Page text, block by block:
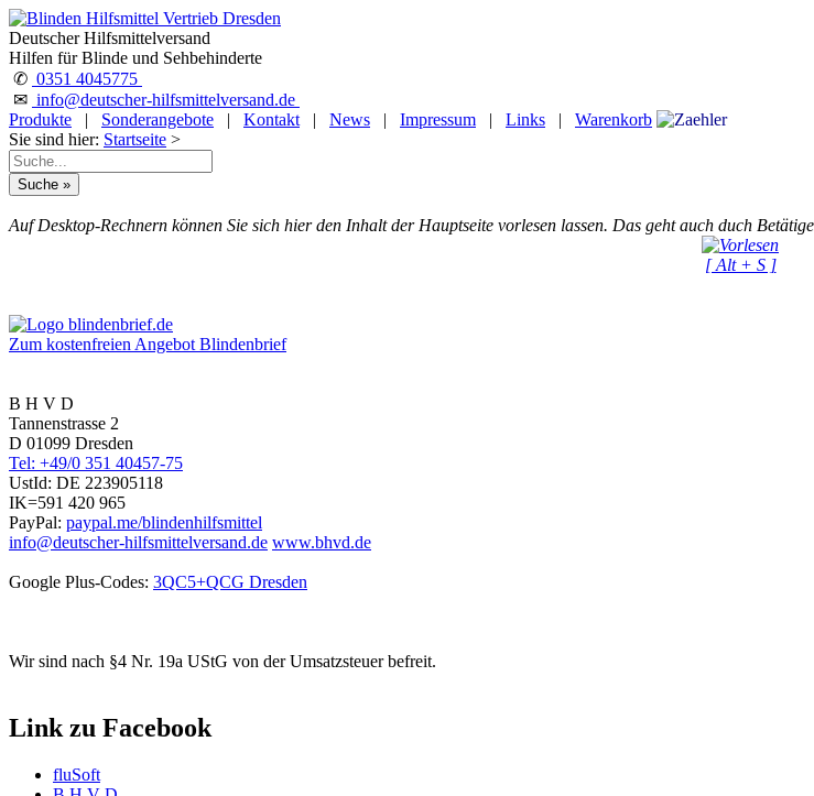
Deutscher Hilfsmittelversand
Hilfen für Blinde und Sehbehinderte
✆ 0351 4045775
✉ info@deutscher-hilfsmittelversand.de
Produkte
| Sonderangebote | Kontakt | News | Impressum | Links |
Warenkorb
Sie sind hier: Startseite >
Auf Desktop-Rechnern können Sie sich hier den Inhalt der Hauptseite vorlesen lassen. Das geht auch duch
[ Alt + S ]
Zum kostenfreien Angebot Blindenbrief
B H V D
Tannenstrasse 2
D 01099 Dresden
Tel: +49/0 351 40457-75
UstId: DE 223905118
IK=591 420 965
PayPal: paypal.me/blindenhilfsmittel
info@deutscher-hilfsmittelversand.de www.bhvd.de
Google Plus-Codes: 3QC5+QCG Dresden
Wir sind nach §4 Nr. 19a UStG von der Umsatzsteuer befreit.
Link zu Facebook
fluSoft